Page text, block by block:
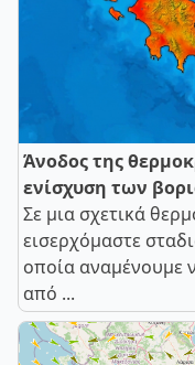
Άνοδος της
ενίσχυση των
Σε μια σχετικά
εισερχόμαστε
οποία αναμένουμε
από ...